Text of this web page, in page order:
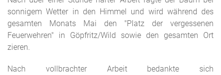
sonnigem Wetter in den Himmel und wird während des
gesamten Monats Mai den "Platz der vergessenen
Feuerwehren" in Göpfritz/Wild sowie den gesamten Ort
zieren.
Nach vollbrachter Arbeit bedankte sich